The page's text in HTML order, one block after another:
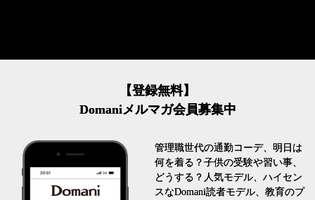
【登録無料】
Domaniメルマガ会員募集中
管理職世代の通勤コーデ、明日は
何を着る？子供の受験や習い事、
どうする？人気モデル、ハイセン
スなDomani読者モデル、教育のプ